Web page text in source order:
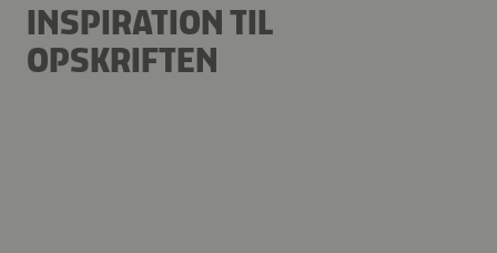
INSPIRATION TIL
OPSKRIFTEN